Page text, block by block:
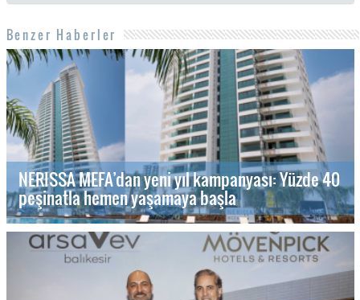
Benzer Haberler
NERISSA MEFA’dan yeni yıl kampanyası: Yüzde 40
peşinatla hemen yaşamaya başla